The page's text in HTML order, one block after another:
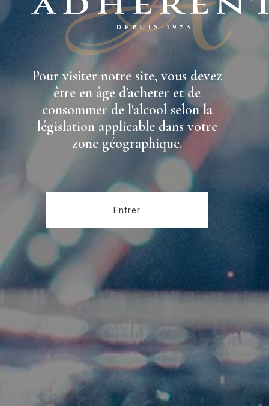
Pour visiter notre site, vous devez
être en âge d'acheter et de
consommer de l'alcool selon la
législation applicable dans votre
zone géographique.
Entrer